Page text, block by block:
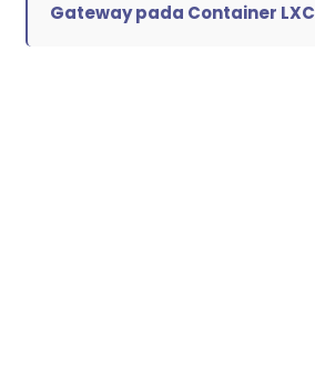
Gateway pada Container LXC